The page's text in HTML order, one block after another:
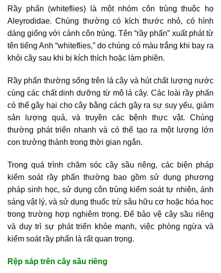
Rầy phấn (whiteflies) là một nhóm côn trùng thuộc họ
Aleyrodidae. Chúng thường có kích thước nhỏ, có hình
dáng giống với cánh côn trùng. Tên “rầy phấn” xuất phát từ
tên tiếng Anh “whiteflies,” do chúng có màu trắng khi bay ra
khỏi cây sau khi bị kích thích hoặc làm phiền.
Rầy phấn thường sống trên lá cây và hút chất lượng nước
cùng các chất dinh dưỡng từ mô lá cây. Các loài rầy phấn
có thể gây hại cho cây bằng cách gây ra sự suy yếu, giảm
sản lượng quả, và truyền các bệnh thực vật. Chúng
thường phát triển nhanh và có thể tạo ra một lượng lớn
con trưởng thành trong thời gian ngắn.
Trong quá trình chăm sóc cây sầu riêng, các biện pháp
kiểm soát rầy phấn thường bao gồm sử dụng phương
pháp sinh học, sử dụng côn trùng kiểm soát tự nhiên, ánh
sáng vật lý, và sử dụng thuốc trừ sâu hữu cơ hoặc hóa học
trong trường hợp nghiêm trọng. Để bảo vệ cây sầu riêng
và duy trì sự phát triển khỏe mạnh, việc phòng ngừa và
kiểm soát rầy phấn là rất quan trọng.
Rệp sáp trên cây sầu riêng